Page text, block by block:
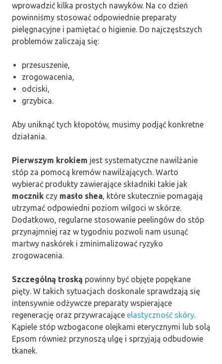
wprowadzić kilka prostych nawyków. Na co dzień
powinniśmy stosować odpowiednie preparaty
pielęgnacyjne i pamiętać o higienie. Do najczęstszych
problemów zaliczają się:
przesuszenie,
zrogowacenia,
odciski,
grzybica.
Aby uniknąć tych kłopotów, musimy podjąć konkretne
działania.
Pierwszym krokiem jest systematyczne nawilżanie
stóp za pomocą kremów nawilżających. Warto
wybierać produkty zawierające składniki takie jak
mocznik czy masło shea, które skutecznie pomagają
utrzymać odpowiedni poziom wilgoci w skórze.
Dodatkowo, regularne stosowanie peelingów do stóp
przynajmniej raz w tygodniu pozwoli nam usunąć
martwy naskórek i zminimalizować ryzyko
zrogowacenia.
Szczególną troską powinny być objęte popękane
pięty. W takich sytuacjach doskonale sprawdzają się
intensywnie odżywcze preparaty wspierające
regenerację oraz przywracające elastyczność skóry.
Kąpiele stóp wzbogacone olejkami eterycznymi lub solą
Epsom również przynoszą ulgę i sprzyjają odbudowie
tkanek.